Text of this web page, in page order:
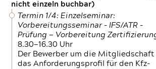
nicht einzeln buchbar)
Termin 1/4: Einzelseminar:
Vorbereitungsseminar - IFS/ATR -
Prüfung — Vorbereitung
8.30—16.30 Uhr
Der Bewerber um die Mitgliedschaft
das Anforderungsprofil für den Kfz-